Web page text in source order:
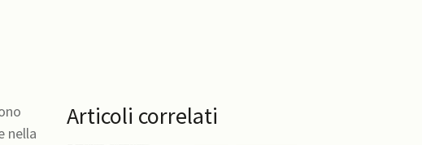
nella
Articoli correlati